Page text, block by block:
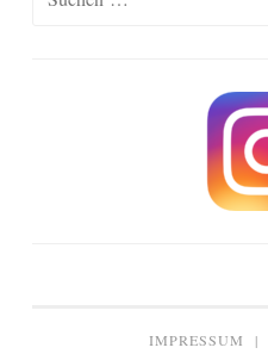
IMPRESSUM |